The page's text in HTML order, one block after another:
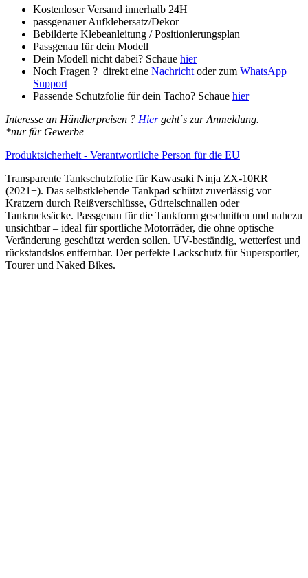
10RR
(2021+)
Menge
Kostenloser Versand innerhalb 24H
passgenauer Aufklebersatz/Dekor
Bebilderte Klebeanleitung / Positionierungsplan
Passgenau für dein Modell
Dein Modell nicht dabei? Schaue hier
Noch Fragen ? direkt eine Nachricht oder zum WhatsApp
Support
Passende Schutzfolie für dein Tacho? Schaue hier
Interesse an Händlerpreisen ? Hiergeht´s zur Anmeldung.
*nur für Gewerbe
Produktsicherheit - Verantwortliche Person für die EU
Transparente Tankschutzfolie für Kawasaki Ninja ZX-10RR
(2021+). Das selbstklebende Tankpad schützt zuverlässig vor
Kratzern durch Reißverschlüsse, Gürtelschnallen oder
Tankrucksäcke. Passgenau für die Tankform geschnitten und nahezu
unsichtbar – ideal für sportliche Motorräder, die ohne optische
Veränderung geschützt werden sollen. UV-beständig, wetterfest und
rückstandslos entfernbar. Der perfekte Lackschutz für Supersportler,
Tourer und Naked Bikes.